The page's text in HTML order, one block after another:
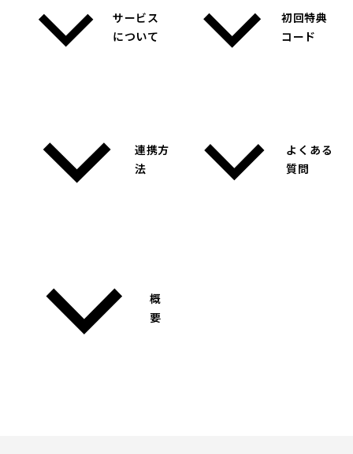
サービス
について
初回特典
コード
連携方
法
よくある
質問
概
要